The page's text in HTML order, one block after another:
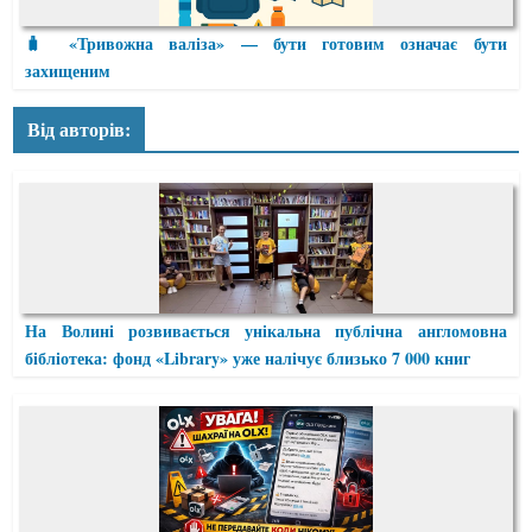
🧳 «Тривожна валіза» — бути готовим означає бути
захищеним
Від авторів:
На Волині розвивається унікальна публічна англомовна
бібліотека: фонд «Library» уже налічує близько 7 000 книг